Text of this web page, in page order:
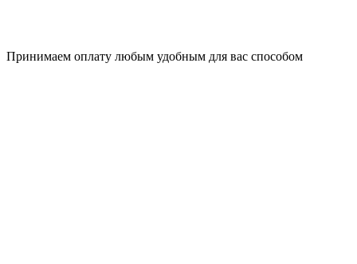
Принимаем оплату любым удобным для вас способом